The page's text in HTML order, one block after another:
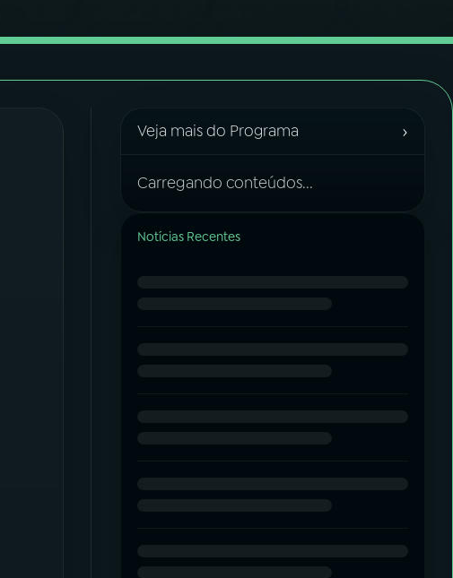
Veja mais do Programa ›
Carregando conteúdos...
Notícias Recentes